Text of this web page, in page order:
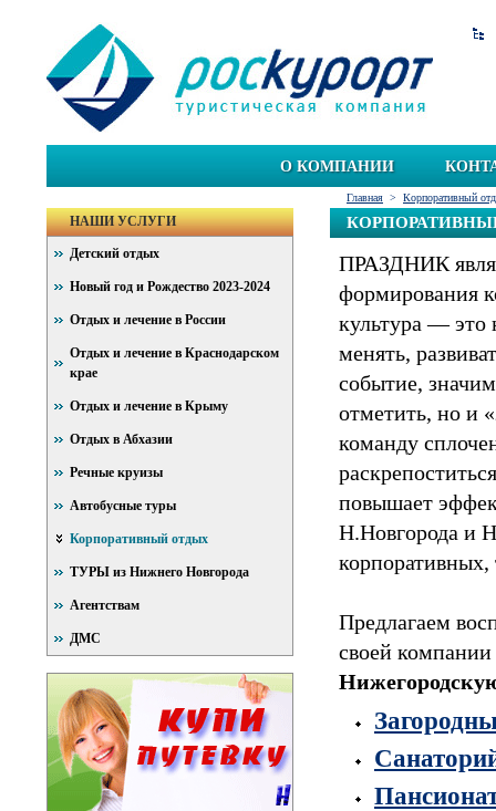
О КОМПАНИИ
Главная > Корпоративный
ПРАЗДНИК
формирования
культура — это
менять,
событие,
отметить, но и
команду
повышает
Н.Новгорода и
корпоративных,
Предлагаем
своей
Санат
НАШИ УСЛУГИ
Детский отдых
Новый год и Рождество 2023-2024
Отдых и лечение в России
Отдых и лечение в Краснодарском
крае
Отдых и лечение в Крыму
Отдых в Абхазии
Речные круизы
Автобусные туры
Корпоративный отдых
ТУРЫ из Нижнего Новгорода
Агентствам
ДМС